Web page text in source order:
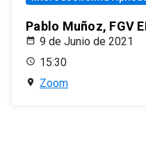
Pablo Muñoz, FGV
9 de Junio de 2021
15:30
Zoom